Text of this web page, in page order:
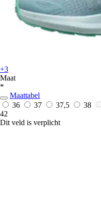
+3
Maat
*
Maattabel
36
37 37,5 38
42
Dit veld is verplicht